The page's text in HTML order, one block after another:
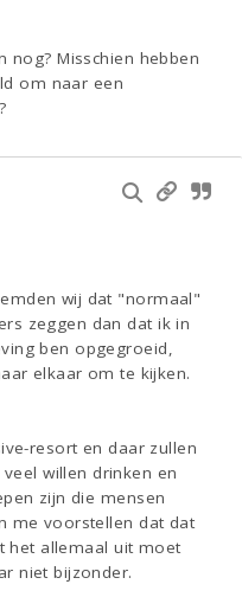
nog? Misschien hebben
om naar een
wij dat "normaal"
zeggen dan dat ik in
ben opgegroeid,
elkaar om te kijken.
resort en daar zullen
willen drinken en
zijn die mensen
me voorstellen dat dat
het allemaal uit moet
niet bijzonder.